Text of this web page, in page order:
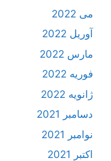
می 2022
آوریل 2022
مارس 2022
فوریه 2022
ژانویه 2022
دسامبر 2021
نوامبر 2021
اکتبر 2021